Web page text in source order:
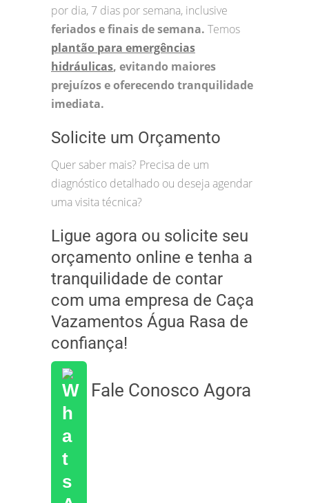
por dia, 7 dias por semana, inclusive
feriados e finais de semana. Temos
plantão para emergências
hidráulicas, evitando maiores
prejuízos e oferecendo tranquilidade
imediata.
Solicite um Orçamento
Quer saber mais? Precisa de um
diagnóstico detalhado ou deseja agendar
uma visita técnica?
Ligue agora ou solicite seu
orçamento online e tenha a
tranquilidade de contar
com uma empresa de Caça
Vazamentos Água Rasa de
confiança!
Fale Conosco Agora